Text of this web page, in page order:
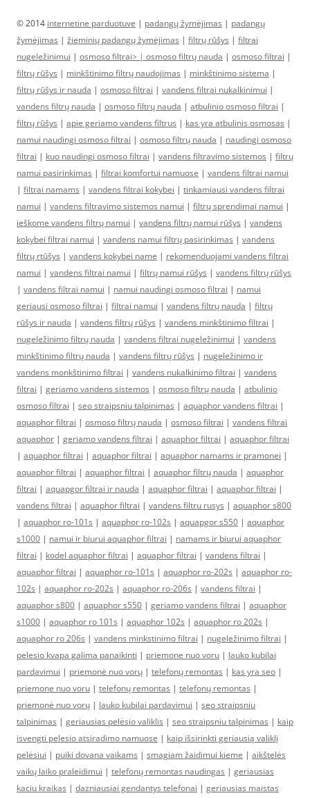
© 2014 internetine parduotuve | padangų žymėjimas | padangų
žymėjimas | žieminių padangų žymėjimas | filtrų rūšys | filtrai
nugeležinimui | osmoso filtrai> | osmoso filtrų nauda | osmoso filtrai |
filtrų rūšys | minkštinimo filtrų naudojimas | minkštinimo sistema |
filtrų rūšys ir nauda | osmoso filtrai | vandens filtrai nukalkinimui |
vandens filtrų nauda | osmoso filtrų nauda | atbulinio osmoso filtrai |
filtrų rūšys | apie geriamo vandens filtrus | kas yra atbulinis osmosas |
namui naudingi osmoso filtrai | osmoso filtrų nauda | naudingi osmoso
filtrai | kuo naudingi osmoso filtrai | vandens filtravimo sistemos | filtrų
namui pasirinkimas | filtrai komfortui namuose | vandens filtrai namui
| filtrai namams | vandens filtrai kokybei | tinkamiausi vandens filtrai
namui | vandens filtravimo sistemos namui | filtrų sprendimai namui |
ieškome vandens filtrų namui | vandens filtrų namui rūšys | vandens
kokybei filtrai namui | vandens namui filtrų pasirinkimas | vandens
filtrų rtūšys | vandens kokybei name | rekomenduojami vandens filtrai
namui | vandens filtrai namui | filtrų namui rūšys | vandens filtrų rūšys
| vandens filtrai namui | namui naudingi osmoso filtrai | namui
geriausi osmoso filtrai | filtrai namui | vandens filtrų nauda | filtrų
rūšys ir nauda | vandens filtrų rūšys | vandens minkštinimo filtrai |
nugeležinimo filtrų nauda | vandens filtrai nugeležinimui | vandens
minkštinimo filtrų nauda | vandens filtrų rūšys | nugeležinimo ir
vandens monkštinimo filtrai | vandens nukalkinimo filtrai | vandens
filtrai | geriamo vandens sistemos | osmoso filtrų nauda | atbulinio
osmoso filtrai | seo straipsniu talpinimas | aquaphor vandens filtrai |
aquaphor filtrai | osmoso filtrų nauda | osmoso filtrai | vandens filtrai
aquaphor | geriamo vandens filtrai | aquaphor filtrai | aquaphor filtrai
| aquaphor filtrai | aquaphor filtrai | aquaphor namams ir pramonei |
aquaphor filtrai | aquaphor filtrai | aquaphor filtrų nauda | aquaphor
filtrai | aquapgor filtrai ir nauda | aquaphor filtrai | aquaphor filtrai |
vandens filtrai | aquaphor filtrai | vandens filtru rusys | aquaphor s800
| aquaphor ro-101s | aquaphor ro-102s | aquapgor s550 | aquaphor
s1000 | namui ir biurui aquaphor filtrai | namams ir biurui aquaphor
filtrai | kodel aquaphor filtrai | aquaphor filtrai | vandens filtrai |
aquaphor filtrai | aquaphor ro-101s | aquaphor ro-202s | aquaphor ro-
102s | aquaphor ro-202s | aquaphor ro-206s | vandens filtrai |
aquaphor s800 | aquaphor s550 | geriamo vandens filtrai | aquaphor
s1000 | aquaphor ro 101s | aquaphor 102s | aquaphor ro 202s |
aquaphor ro 206s | vandens minkstinimo filtrai | nugeležinimo filtrai |
pelesio kvapa galima panaikinti | priemone nuo voru | lauko kubilai
pardavimui | priemonė nuo vorų | telefonų remontas | kas yra seo |
priemone nuo voru | telefonų remontas | telefonų remontas |
priemonė nuo vorų | lauko kubilai pardavimui | seo straipsniu
talpinimas | geriausias pelėsio valiklis | seo straipsniu talpinimas | kaip
isvengti pelesio atsiradimo namuose | kaip išsirinkti geriausią valiklį
pelėsiui | puiki dovana vaikams | smagiam žaidimui kieme | aikštelės
vaikų laiko praleidimui | telefonų remontas naudingas | geriausias
kaciu kraikas | dazniausiai gendantys telefonai | geriausias maistas